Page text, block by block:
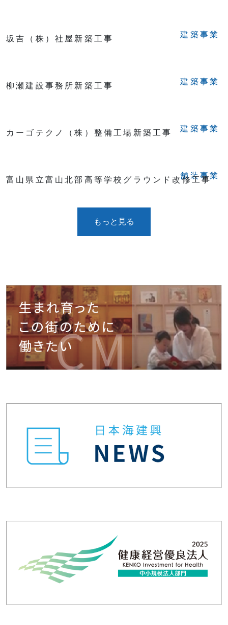
建築事業
坂吉（株）社屋新築工事
建築事業
柳瀬建設事務所新築工事
建築事業
カーゴテクノ（株）整備工場新築工事
舗装事業
富山県立富山北部高等学校グラウンド改修工事
もっと見る